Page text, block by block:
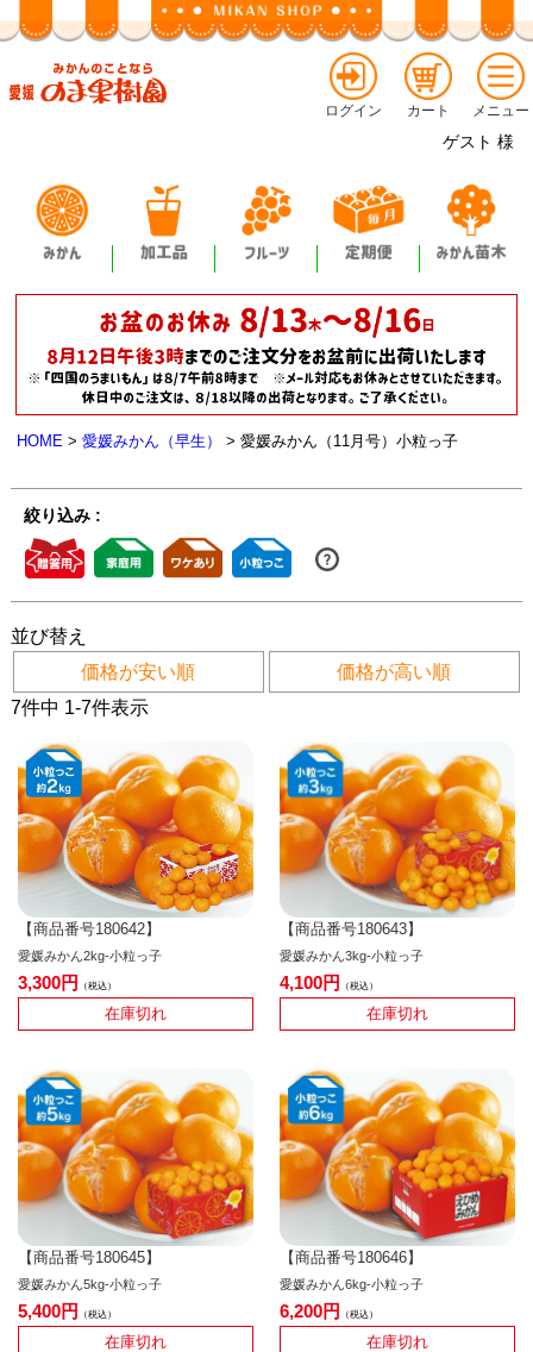
ログイン カート メニュー
ゲスト 様
HOME 愛媛みかん（早生） 愛媛みかん（11月号）小粒っ子
絞り込み :
並び替え
価格が安い順
価格が高い順
7件中 1-7件表示
【商品番号180642】
愛媛みかん2kg-小粒っ子
3,300 税込
在庫切れ
【商品番号180643】
愛媛みかん3kg-小粒っ子
4,100 税込
在庫切れ
【商品番号180645】
愛媛みかん5kg-小粒っ子
5,400 税込
在庫切れ
【商品番号180646】
愛媛みかん6kg-小粒っ子
6,200 税込
在庫切れ